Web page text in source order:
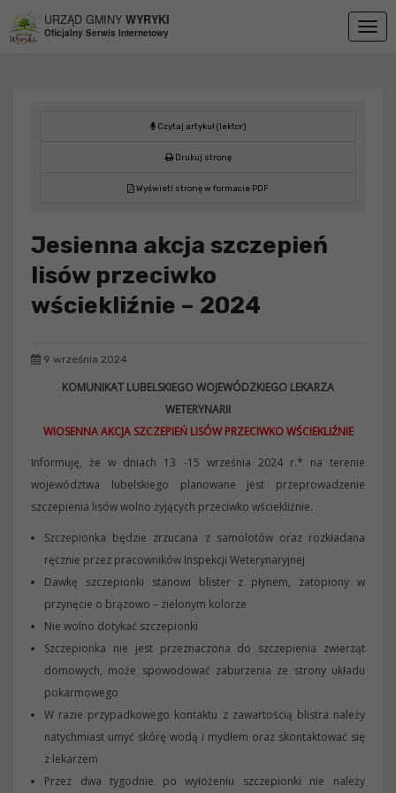
URZĄD GMINY WYRYKI
Oficjalny Serwis Internetowy
Czytaj artykuł (lektor)
Drukuj stronę
Wyświetl stronę w formacie PDF
Jesienna akcja szczepień
lisów przeciwko
wściekliźnie – 2024
9 września 2024
KOMUNIKAT LUBELSKIEGO WOJEWÓDZKIEGO LEKARZA
WETERYNARII
WIOSENNA AKCJA SZCZEPIEŃ LISÓW PRZECIWKO WŚCIEKLIŹNIE
Informuję, że w dniach 13 -15 września 2024 r.* na terenie
województwa lubelskiego planowane jest przeprowadzenie
szczepienia lisów wolno żyjących przeciwko wściekliźnie.
Szczepionka będzie zrzucana z samolotów oraz rozkładana
ręcznie przez pracowników Inspekcji Weterynaryjnej
Dawkę szczepionki stanowi blister z płynem, zatopiony w
przynęcie o brązowo – zielonym kolorze
Nie wolno dotykać szczepionki
Szczepionka nie jest przeznaczona do szczepienia zwierząt
domowych, może spowodować zaburzenia ze strony układu
pokarmowego
W razie przypadkowego kontaktu z zawartością blistra należy
natychmiast umyć skórę wodą i mydłem oraz skontaktować się
z lekarzem
Przez dwa tygodnie po wyłożeniu szczepionki nie należy